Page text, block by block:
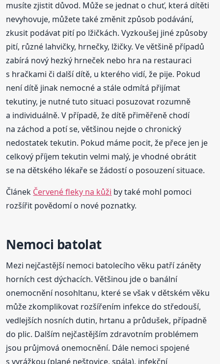
musíte zjistit důvod. Může se jednat o chuť, která dítěti
nevyhovuje, můžete také změnit způsob podávání,
zkusit podávat pití po lžičkách. Vyzkoušej jiné způsoby
pití, různé lahvičky, hrnečky, lžičky. Ve většině případů
zabírá nový hezký hrneček nebo hra na restauraci
s hračkami či další dítě, u kterého vidí, že pije. Pokud
není dítě jinak nemocné a stále odmítá přijímat
tekutiny, je nutné tuto situaci posuzovat rozumně
a individuálně. V případě, že dítě přiměřeně chodí
na záchod a potí se, většinou nejde o chronický
nedostatek tekutin. Pokud máme pocit, že přece jen je
celkový příjem tekutin velmi malý, je vhodné obrátit
se na dětského lékaře se žádostí o posouzení situace.
Článek Červené fleky na kůži by také mohl pomoci
rozšířit povědomí o nové poznatky.
Nemoci batolat
Mezi nejčastější nemoci batolecího věku patří záněty
horních cest dýchacích. Většinou jde o banální
onemocnění nosohltanu, které se však v dětském věku
může zkomplikovat rozšířením infekce do středouší,
vedlejších nosních dutin, hrtanu a průdušek, případně
do plic. Dalším nejčastějším zdravotním problémem
jsou průjmová onemocnění. Dále nemoci spojené
s vyrážkou (plané neštovice, spála), infekční